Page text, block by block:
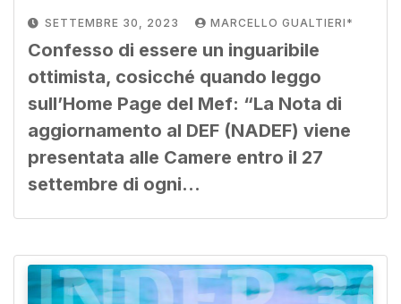
SETTEMBRE 30, 2023 MARCELLO GUALTIERI*
Confesso di essere un inguaribile
ottimista, cosicché quando leggo
sull’Home Page del Mef: “La Nota di
aggiornamento al DEF (NADEF) viene
presentata alle Camere entro il 27
settembre di ogni…